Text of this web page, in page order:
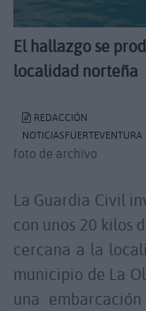
El hallazgo se
localidad norteña
REDACCIÓN
NOTICIASFUERTEVENTURA
foto de archivo
La Guardia Civil
con unos 20 kilos
cercana a la
municipio de La
una